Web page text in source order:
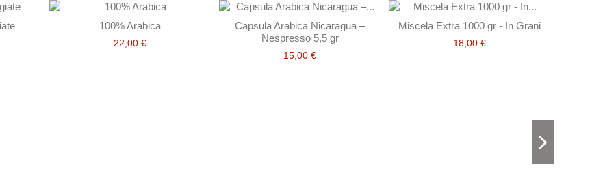
Miscela Extra 1000 gr - In Grani